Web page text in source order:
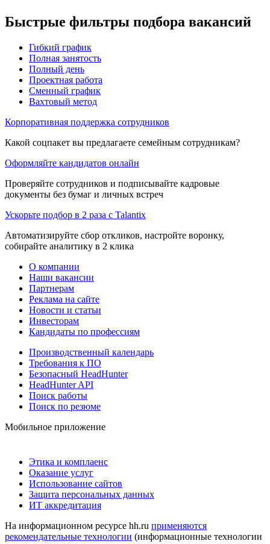
Быстрые фильтры подбора вакансий
Гибкий график
Полная занятость
Полный день
Проектная работа
Сменный график
Вахтовый метод
Корпоративная поддержка сотрудников
Какой соцпакет вы предлагаете семейным сотрудникам?
Оформляйте кандидатов онлайн
Проверяйте сотрудников и подписывайте кадровые
документы без бумаг и личных встреч
Ускорьте подбор в 2 раза с Talantix
Автоматизируйте сбор откликов, настройте воронку,
собирайте аналитику в 2 клика
О компании
Наши вакансии
Партнерам
Реклама на сайте
Новости и статьи
Инвесторам
Кандидаты по профессиям
Производственный календарь
Требования к ПО
Безопасный HeadHunter
HeadHunter API
Поиск работы
Поиск по резюме
Мобильное приложение
Этика и комплаенс
Оказание услуг
Использование сайтов
Защита персональных данных
ИТ аккредитация
На информационном ресурсе hh.ru применяются
рекомендательные технологии (информационные технологии